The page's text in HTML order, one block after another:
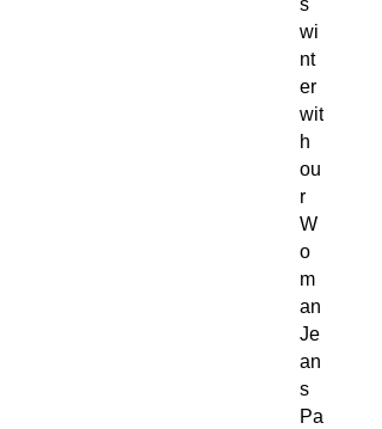
s
wi
nt
er
wit
h
ou
r
W
o
m
an
Je
an
s
Pa